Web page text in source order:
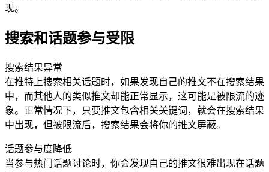
现。
搜索和话题参与受限
搜索结果异常
在推特上搜索相关话题时，如果发现自己的推文不在搜索结果
中，而其他人的类似推文却能正常显示，这可能是被限流的迹
象。正常情况下，只要推文包含相关关键词，就会在搜索结果
中出现，但被限流后，搜索结果会将你的推文屏蔽。
话题参与度降低
当参与热门话题讨论时，你会发现自己的推文很难出现在话题